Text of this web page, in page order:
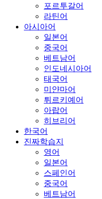
포르투갈어
라틴어
아시아어
일본어
중국어
베트남어
인도네시아어
태국어
미얀마어
튀르키예어
아랍어
히브리어
한국어
진짜학습지
영어
일본어
스페인어
중국어
베트남어